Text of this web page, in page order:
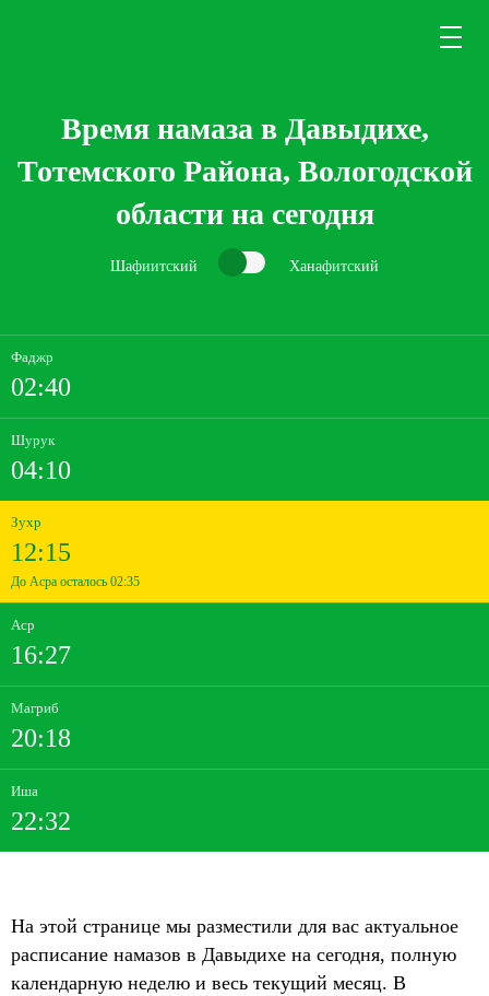
Время намаза в Давыдихе,
Тотемского Района, Вологодской
области на сегодня
Шафиитский Ханафитский
Фаджр
02:40
Шурук
04:10
Зухр
12:15
До Асра осталось 02:35
Аср
16:27
Магриб
20:18
Иша
22:32
На этой странице мы разместили для вас актуальное
расписание намазов в Давыдихе на сегодня, полную
календарную неделю и весь текущий месяц. В